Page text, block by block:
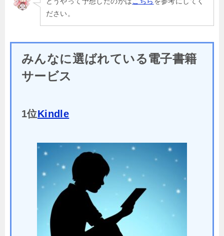
ださい。
みんなに選ばれている電子書籍
サービス
1位Kindle